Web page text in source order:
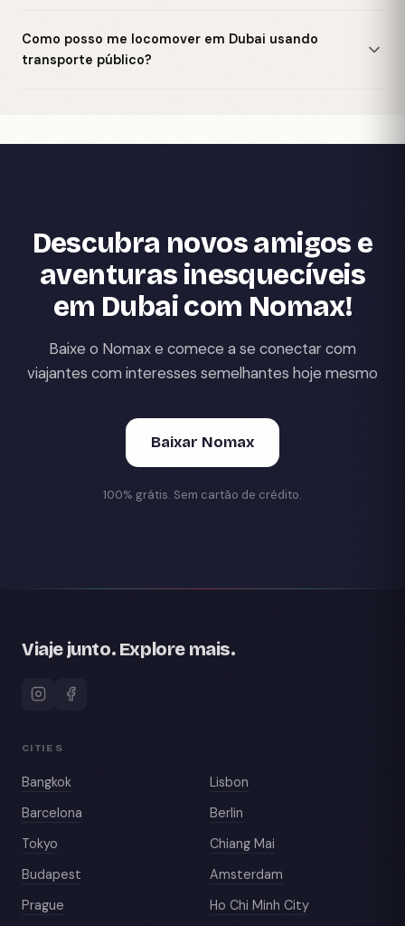
Como posso me locomover em Dubai usando
transporte público?
Descubra novos amigos e
aventuras inesquecíveis
em Dubai com Nomax!
Baixe o Nomax e comece a se conectar com
viajantes com interesses semelhantes hoje mesmo
Baixar Nomax
100% grátis. Sem cartão de crédito.
Viaje junto. Explore mais.
CITIES
Bangkok
Lisbon
Barcelona
Berlin
Tokyo
Chiang Mai
Budapest
Amsterdam
Prague
Ho Chi Minh City